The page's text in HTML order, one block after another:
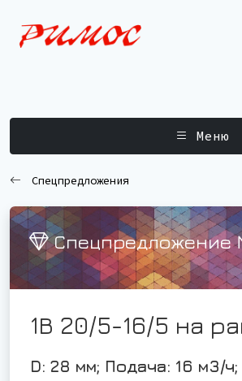
Меню
Спецпредложения
Спецпредложение
1В 20/5-16/5 на
D: 28 мм; Подача: 16 м3/